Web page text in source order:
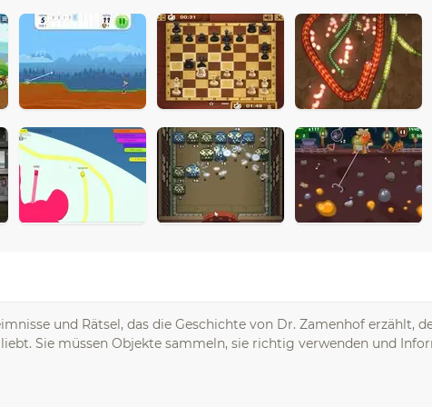
und Rätsel, das die Geschichte von Dr. Zamenhof erzählt,
Sie müssen Objekte sammeln, sie richtig verwenden und